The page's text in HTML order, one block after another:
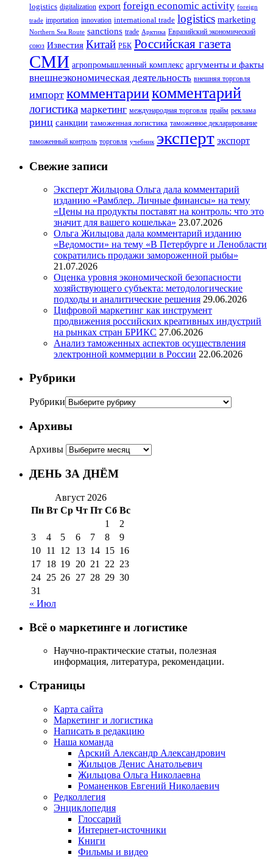
logistics digitalization export foreign economic activity foreign
trade importation innovation international trade logistics marketing
Northern Sea Route sanctions trade Арктика Евразийский экономический
союз Известия Китай РБК Российская газета
СМИ агропромышленный комплекс аргументы и факты
внешнеэкономическая деятельность внешняя торговля
импорт комментариикомментарий
логистика маркетинг международная торговля прайм реклама
ринц санкции таможенная логистика таможенное декларирование
таможенный контроль торговля учебник эксперт экспорт
Свежие записи
Эксперт Жильцова Ольга дала комментарий
изданию «Рамблер. Личные финансы» на тему
«Цены на продукты поставят на контроль: что это
значит для вашего кошелька» 23.07.2026
Ольга Жильцова дала комментарий изданию
«Ведомости» на тему «В Петербурге и Ленобласти
сократились продажи замороженной рыбы»
21.07.2026
Оценка уровня экономической безопасности
хозяйствующего субъекта: методологические
подходы и аналитические решения 29.06.2026
Цифровой маркетинг как инструмент
продвижения российских креативных индустрий
на рынках стран БРИКС 27.06.2026
Анализ таможенных аспектов осуществления
электронной коммерции в России 22.06.2026
Рубрики
Рубрики
Архивы
Архивы
ДЕНЬ ЗА ДНЁМ
Август 2026
Пн Вт Ср Чт Пт Сб Вс
1
2
3
4 5 6 7 8
9
10 11 12 13 14 15 16
17 18 19 20 21 22 23
24 25 26 27 28 29 30
31
« Июл
Всё о маркетинге и логистике
Научно-практические статьи, полезная
информация, литература, рекомендации.
Страницы
Карта сайта
Маркетинг и логистика
Написать в редакцию
Наша команда
Арский Александр Александрович
Жильцов Денис Анатольевич
Жильцова Ольга Николаевна
Романенков Евгений Николаевич
Редколлегия
Энциклопедия
Глоссарий
Интернет-источники
Книги
Фильмы и видео